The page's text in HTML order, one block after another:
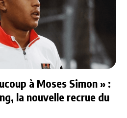
à Moses Simon » :
la nouvelle recrue du